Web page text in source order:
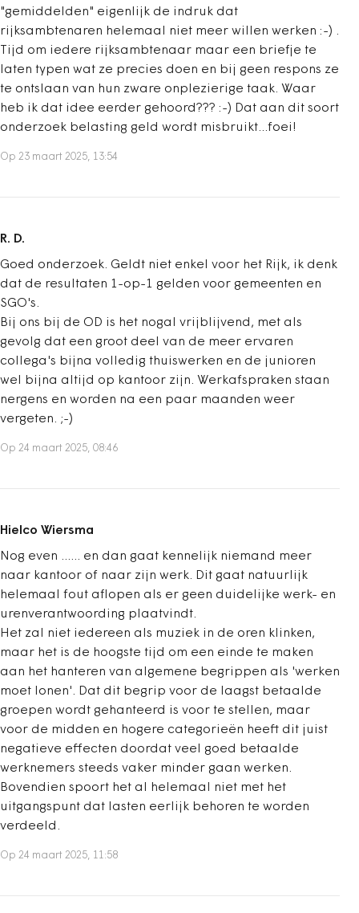
"gemiddelden" eigenlijk de indruk dat
rijksambtenaren helemaal niet meer willen werken :-) .
Tijd om iedere rijksambtenaar maar een briefje te
laten typen wat ze precies doen en bij geen respons ze
te ontslaan van hun zware onplezierige taak. Waar
heb ik dat idee eerder gehoord??? :-) Dat aan dit soort
onderzoek belasting geld wordt misbruikt...foei!
Op 23 maart 2025, 13:54
R. D.
Goed onderzoek. Geldt niet enkel voor het Rijk, ik denk
dat de resultaten 1-op-1 gelden voor gemeenten en
SGO's.
Bij ons bij de OD is het nogal vrijblijvend, met als
gevolg dat een groot deel van de meer ervaren
collega's bijna volledig thuiswerken en de junioren
wel bijna altijd op kantoor zijn. Werkafspraken staan
nergens en worden na een paar maanden weer
vergeten. ;-)
Op 24 maart 2025, 08:46
Hielco Wiersma
Nog even ...... en dan gaat kennelijk niemand meer
naar kantoor of naar zijn werk. Dit gaat natuurlijk
helemaal fout aflopen als er geen duidelijke werk- en
urenverantwoording plaatvindt.
Het zal niet iedereen als muziek in de oren klinken,
maar het is de hoogste tijd om een einde te maken
aan het hanteren van algemene begrippen als 'werken
moet lonen'. Dat dit begrip voor de laagst betaalde
groepen wordt gehanteerd is voor te stellen, maar
voor de midden en hogere categorieën heeft dit juist
negatieve effecten doordat veel goed betaalde
werknemers steeds vaker minder gaan werken.
Bovendien spoort het al helemaal niet met het
uitgangspunt dat lasten eerlijk behoren te worden
verdeeld.
Op 24 maart 2025, 11:58